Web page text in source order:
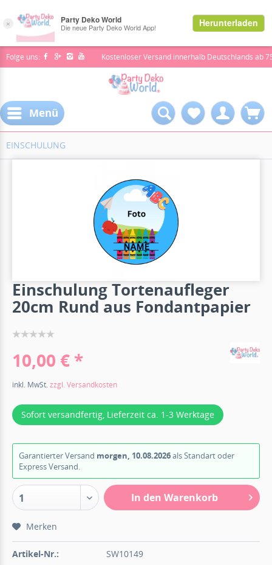
Folge uns: Kostenloser Versand innerhalb Deutschlands ab
Menü
EINSCHULUNG
Einschulung Tortenaufleger
20cm Rund aus Fondantpapier
10,00 € *
inkl. MwSt.zzgl. Versandkosten
Sofort versandfertig, Lieferzeit ca. 1-3 Werktage
Garantierter Versand morgen, 10.08.2026als Standart oder
Express Versand.
1 In den Warenkorb
Merken
Artikel-Nr.: SW10149